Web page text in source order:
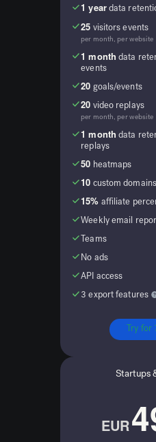
1 yeardata
25 visitors events
per month, per website
1 month data
events
20 goals/events
20 video replays
per month, per website
1 month data
replays
50 heatmaps
10 custom domains
15% affiliate
Weekly email
Teams
No ads
API access
3 export features
Try for
Startups
EUR